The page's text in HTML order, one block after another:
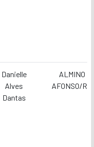
Danielle
Alves
Dantas
ALMINO
AFONSO/RN